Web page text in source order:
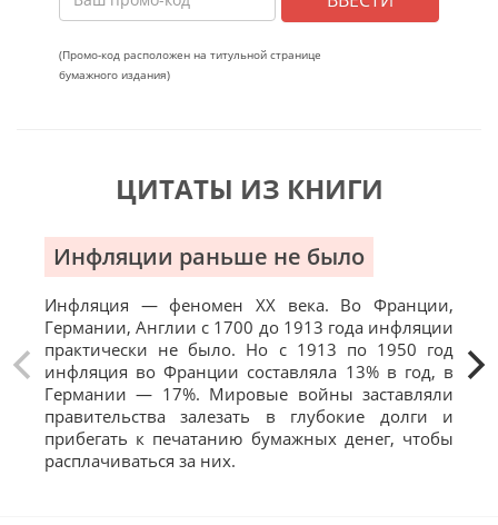
(Промо-код расположен на титульной странице
бумажного издания)
ЦИТАТЫ ИЗ КНИГИ
Инфляции раньше не было
Инфляция — феномен XX века. Во Франции,
Германии, Англии с 1700 до 1913 года инфляции
практически не было. Но с 1913 по 1950 год
инфляция во Франции составляла 13% в год, в
Германии — 17%. Мировые войны заставляли
правительства залезать в глубокие долги и
прибегать к печатанию бумажных денег, чтобы
расплачиваться за них.